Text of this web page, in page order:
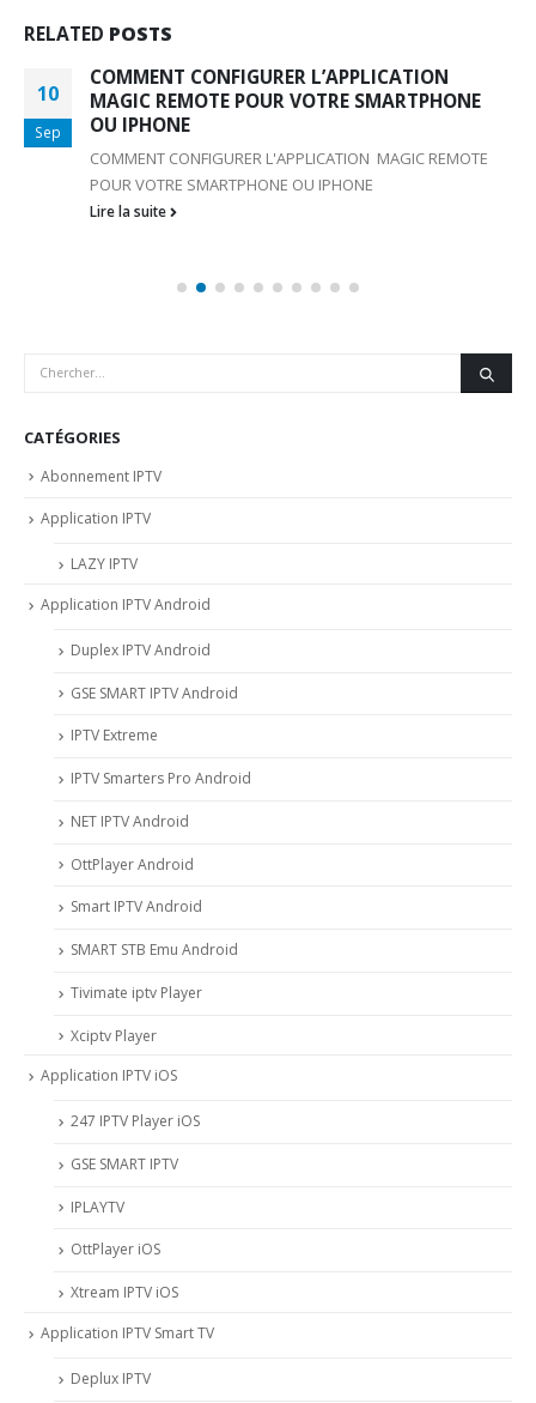
RELATED POSTS
10
Sep
COMMENT CONFIGURER L’APPLICATION
MAGIC REMOTE POUR VOTRE SMARTPHONE
OU IPHONE
COMMENT CONFIGURER L'APPLICATION MAGIC REMOTE
POUR VOTRE SMARTPHONE OU IPHONE
Lire la suite
CATÉGORIES
Abonnement IPTV
Application IPTV
LAZY IPTV
Application IPTV Android
Duplex IPTV Android
GSE SMART IPTV Android
IPTV Extreme
IPTV Smarters Pro Android
NET IPTV Android
OttPlayer Android
Smart IPTV Android
SMART STB Emu Android
Tivimate iptv Player
Xciptv Player
Application IPTV iOS
247 IPTV Player iOS
‎GSE SMART IPTV
IPLAYTV
OttPlayer iOS
Xtream IPTV iOS
Application IPTV Smart TV
Deplux IPTV